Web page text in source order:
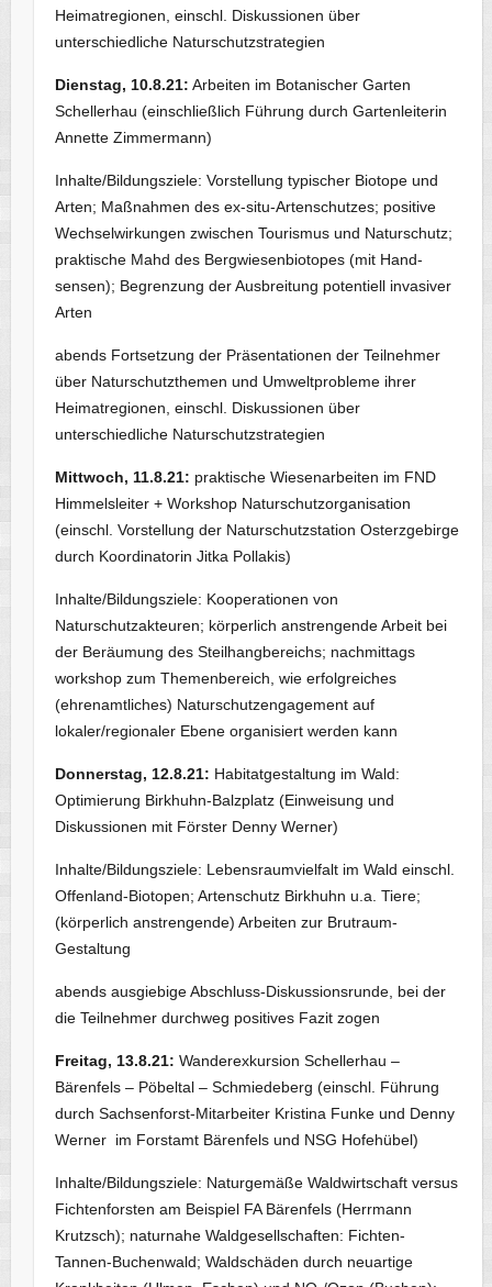
Heimatregionen, einschl. Diskussionen über
unterschiedliche Naturschutzstrategien
Dienstag, 10.8.21: Arbeiten im Botanischer Garten
Schellerhau (einschließlich Führung durch Gartenleiterin
Annette Zimmermann)
Inhalte/Bildungsziele: Vorstellung typischer Biotope und
Arten; Maßnahmen des ex-situ-Artenschutzes; positive
Wechselwirkungen zwischen Tourismus und Naturschutz;
praktische Mahd des Bergwiesenbiotopes (mit Hand­
sensen); Begrenzung der Ausbreitung potentiell invasiver
Arten
abends Fortsetzung der Präsentationen der Teilnehmer
über Naturschutzthemen und Umweltprobleme ihrer
Heimatregionen, einschl. Diskussionen über
unterschiedliche Naturschutzstrategien
Mittwoch, 11.8.21: praktische Wiesenarbeiten im FND
Himmelsleiter + Workshop Naturschutzorganisation
(einschl. Vorstellung der Naturschutzstation Osterzgebirge
durch Koordinatorin Jitka Pollakis)
Inhalte/Bildungsziele: Kooperationen von
Naturschutzakteuren; körperlich anstrengende Arbeit bei
der Beräu­mung des Steilhangbereichs; nachmittags
workshop zum Themenbereich, wie erfolgreiches
(ehrenamtliches) Naturschutzengagement auf
lokaler/regionaler Ebene organisiert werden kann
Donnerstag, 12.8.21: Habitatgestaltung im Wald:
Optimierung Birkhuhn-Balzplatz (Einweisung und
Diskussionen mit Förster Denny Werner)
Inhalte/Bildungsziele: Lebensraumvielfalt im Wald einschl.
Offenland-Biotopen; Artenschutz Birkhuhn u.a. Tiere;
(körperlich anstrengende) Arbeiten zur Brutraum-
Gestaltung
abends ausgiebige Abschluss-Diskussionsrunde, bei der
die Teilnehmer durchweg positives Fazit zogen
Freitag, 13.8.21: Wanderexkursion Schellerhau –
Bärenfels – Pöbeltal – Schmiedeberg (einschl. Führung
durch Sachsenforst-Mitarbeiter Kristina Funke und Denny
Werner im Forstamt Bärenfels und NSG Hofehübel)
Inhalte/Bildungsziele: Naturgemäße Waldwirtschaft versus
Fichtenforsten am Beispiel FA Bärenfels (Herrmann
Krutzsch); naturnahe Waldgesellschaften: Fichten-
Tannen-Buchenwald; Waldschäden durch neuartige